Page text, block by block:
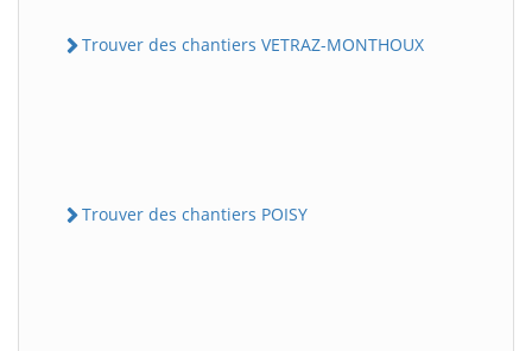
Trouver des chantiers VETRAZ-MONTHOUX
Trouver des chantiers POISY